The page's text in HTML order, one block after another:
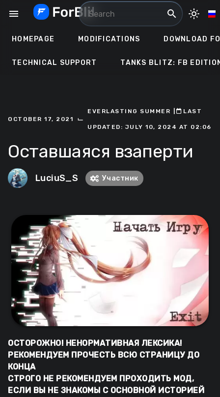
menu search light_mode
HOMEPAGE MODIFICATIONS DOWNLOAD
TECHNICAL SUPPORT TANKS BLITZ: FB
OCTOBER 17, 2021 ⌙
EVERLASTING SUMMER ㅤLAST
UPDATED: JULY 10, 2024 AT 02:06
Оставшаяся взаперти
LuciuS_S Участник
ОСТОРОЖНО! НЕНОРМАТИВНАЯ ЛЕКСИКА!
РЕКОМЕНДУЕМ ПРОЧЕСТЬ ВСЮ СТРАНИЦУ ДО
КОНЦА
СТРОГО НЕ РЕКОМЕНДУЕМ ПРОХОДИТЬ МОД,
ЕСЛИ ВЫ НЕ ЗНАКОМЫ С ОСНОВНОЙ ИСТОРИЕЙ